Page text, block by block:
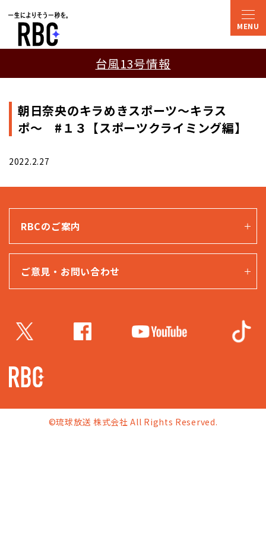
台風13号情報
朝日奈央のキラめきスポーツ〜キラス
ポ〜 #１３【スポーツクライミング編】
2022.2.27
RBCのご案内
ご意見・お問い合わせ
©琉球放送 株式会社 All Rights Reserved.